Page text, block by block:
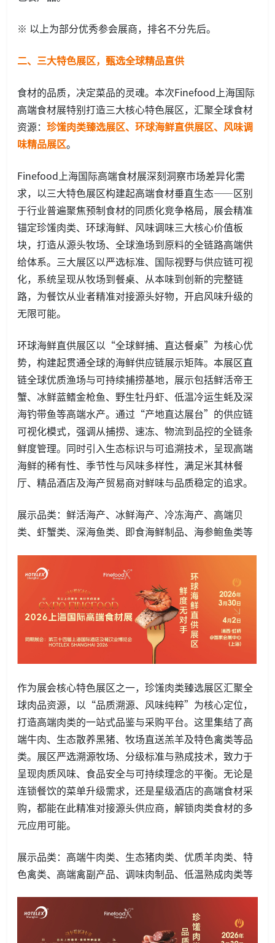
※ 以上为部分优秀参会展商，排名不分先后。
二、三大特色展区，甄选全球精品直供
食材的品质，决定菜品的灵魂。本次Finefood上海国际
高端食材展特别打造三大核心特色展区，汇聚全球食材
资源： 珍馐肉类臻选展区、环球海鲜直供展区、风味调
味精品展区。
Finefood上海国际高端食材展深刻洞察市场差异化需
求，以三大特色展区构建起高端食材垂直生态——区别
于行业普遍聚焦预制食材的同质化竞争格局，展会精准
锚定珍馐肉类、环球海鲜、风味调味三大核心价值板
块，打造从源头牧场、全球渔场到原料的全链路高端供
给体系。三大展区以严选标准、国际视野与供应链可视
化，系统呈现从牧场到餐桌、从本味到创新的完整链
路，为餐饮从业者精准对接源头好物，开启风味升级的
无限可能。
环球海鲜直供展区以“全球鲜捕、直达餐桌”为核心优
势，构建起贯通全球的海鲜供应链展示矩阵。本展区直
链全球优质渔场与可持续捕捞基地，展示包括鲜活帝王
蟹、冰鲜蓝鳍金枪鱼、野生牡丹虾、低温冷运生蚝及深
海钓带鱼等高端水产。通过“产地直达展台”的供应链
可视化模式，强调从捕捞、速冻、物流到品控的全链条
鲜度管理。同时引入生态标识与可追溯技术，呈现高端
海鲜的稀有性、季节性与风味多样性，满足米其林餐
厅、精品酒店及海产贸易商对鲜味与品质稳定的追求。
展示品类：鲜活海产、冰鲜海产、冷冻海产、高端贝
类、虾蟹类、深海鱼类、即食海鲜制品、海参鲍鱼类等
作为展会核心特色展区之一，珍馐肉类臻选展区汇聚全
球肉品资源，以“品质溯源、风味纯粹”为核心定位，
打造高端肉类的一站式品鉴与采购平台。这里集结了高
端牛肉、生态散养黑猪、牧场直送羔羊及特色禽类等品
类。展区严选溯源牧场、分级标准与熟成技术，致力于
呈现肉质风味、食品安全与可持续理念的平衡。无论是
连锁餐饮的菜单升级需求，还是星级酒店的高端食材采
购，都能在此精准对接源头供应商，解锁肉类食材的多
元应用可能。
展示品类：高端牛肉类、生态猪肉类、优质羊肉类、特
色禽类、高端禽副产品、调味肉制品、低温熟成肉类等